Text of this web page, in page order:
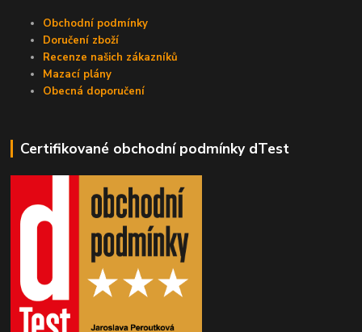
Obchodní podmínky
Doručení zboží
Recenze našich zákazníků
Mazací plány
Obecná doporučení
Certifikované obchodní podmínky dTest